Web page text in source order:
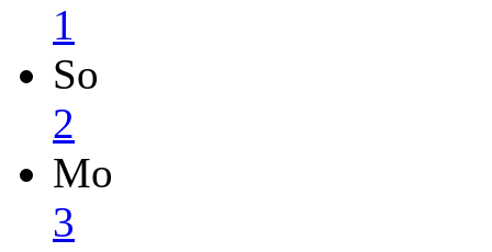
1
So
2
Mo
3